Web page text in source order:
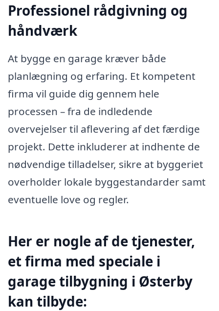
Professionel rådgivning og
håndværk
At bygge en garage kræver både
planlægning og erfaring. Et kompetent
firma vil guide dig gennem hele
processen – fra de indledende
overvejelser til aflevering af det færdige
projekt. Dette inkluderer at indhente de
nødvendige tilladelser, sikre at byggeriet
overholder lokale byggestandarder samt
eventuelle love og regler.
Her er nogle af de tjenester,
et firma med speciale i
garage tilbygning i Østerby
kan tilbyde: